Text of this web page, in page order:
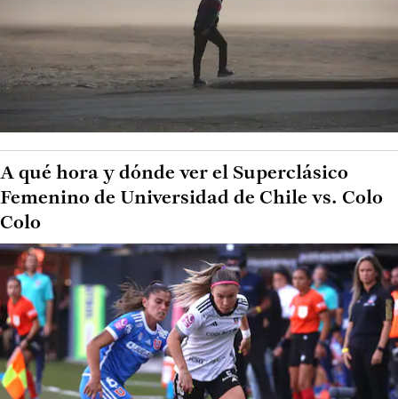
A qué hora y dónde ver el Superclásico
Femenino de Universidad de Chile vs. Colo
Colo